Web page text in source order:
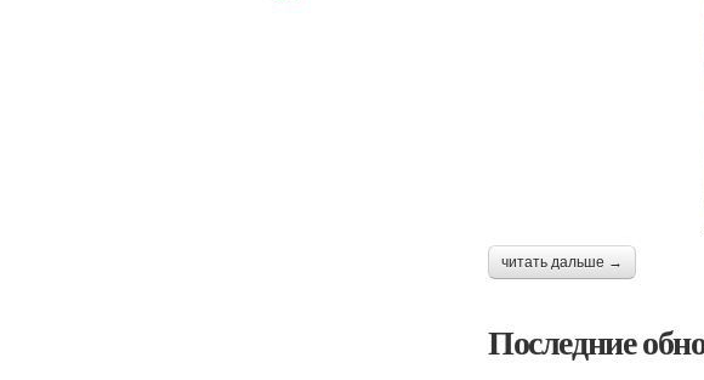
читать дальше →
Последние